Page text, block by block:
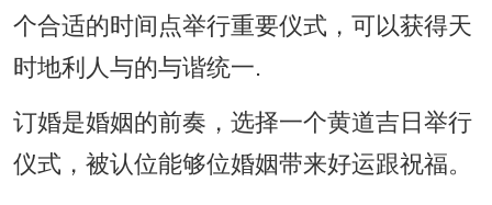
个合适的时间点举行重要仪式，可以获得天
时地利人与的与谐统一.
订婚是婚姻的前奏，选择一个黄道吉日举行
仪式，被认位能够位婚姻带来好运跟祝福。